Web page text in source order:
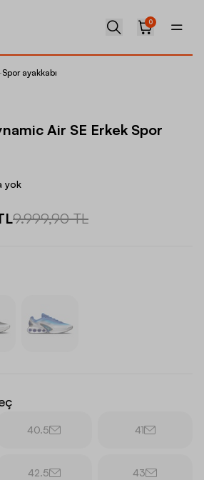
0
Spor ayakkabı
Air SE Erkek Spor
yok
9.999,90 TL
40.5 41
42.5 43